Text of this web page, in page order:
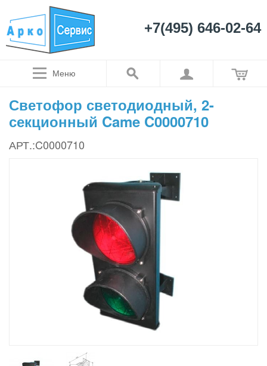
+7(495) 646-02-64
Меню
Светофор светодиодный, 2-
секционный Came C0000710
АРТ.:C0000710